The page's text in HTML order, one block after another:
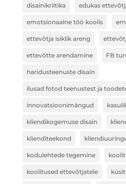
disainikriitika edukas
emotsionaalne töö koolis
ettevõtja isiklik areng
ettevõtte arendamine FB
haridusteenuste disain
ilusad fotod teenustest ja
innovatsioonimängud
kliendikogemuse disain
klienditeekond
kodulehtede tegemine
koolitused ettevõtjatele